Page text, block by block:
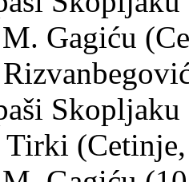
Gagiću
Tirki